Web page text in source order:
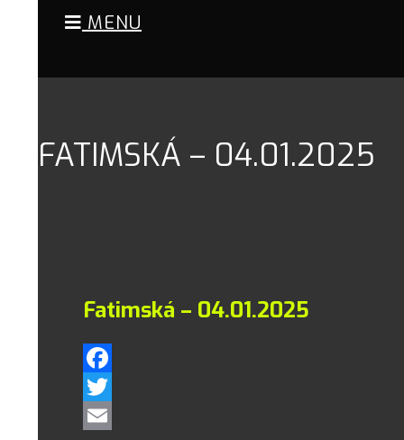
MENU
FATIMSKÁ – 04.01.2025
Fatimská – 04.01.2025
Facebook
Twitter